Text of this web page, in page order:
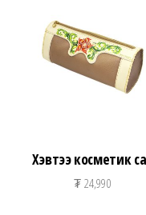
Хэвтээ косметик
₮24,990